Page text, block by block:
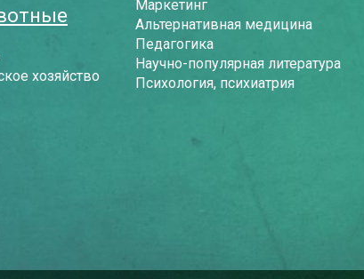
хозяйство
Маркетинг
Альтернативная медицина
Педагогика
Научно-популярная литература
Психология, психиатрия